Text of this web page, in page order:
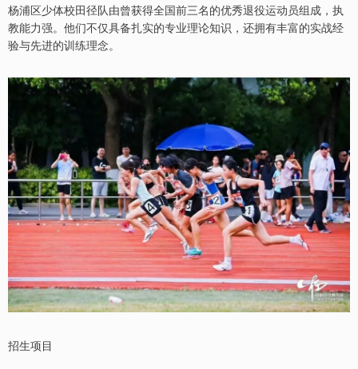
杨浦区少体校田径队由曾获得全国前三名的优秀退役运动员组成，执
教能力强。他们不仅具备扎实的专业理论知识，还拥有丰富的实战经
验与先进的训练理念。
招生项目